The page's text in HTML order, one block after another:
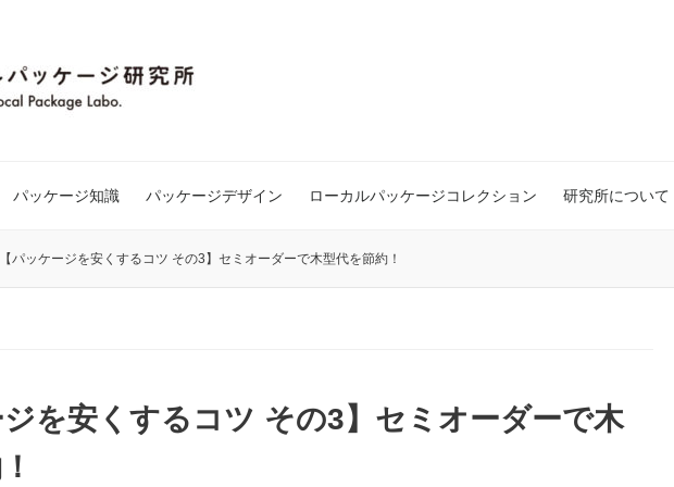
パッケージ知識 パッケージデザイン ローカルパッケージコレクション 研究所について
パッケージを安くするコツ その3】セミオーダーで木型代を節約！
ジを安くするコツ その3】セミオーダーで木